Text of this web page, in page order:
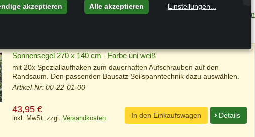
nach oben
Sonnensegel 270 x 140 cm - Farbe uni weiß
mit 20x Speziallaufhaken zum dauerhaften Aufschrauben auf den
Randsaum. Den passenden Bausatz Seilspanntechnik dazu auswählen.
Artikel-Nr: 00-22-01-00
43,95 €
inkl. MwSt. zzgl. Versandkosten Details
In den Einkaufswagen
akzeptieren Alle akzeptieren Einstellungen